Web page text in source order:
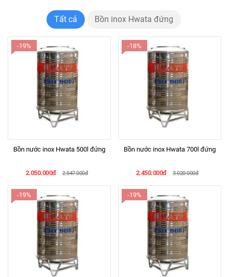
Tất cả Bồn inox Hwata đứng
-19%
Bồn nước inox Hwata 500l đứng
2.050.000đ 2.547.000đ
-18%
Bồn nước inox Hwata 700l đứng
2.450.000đ 3.020.000đ
-19% -19%